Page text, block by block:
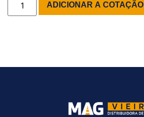
ADICIONAR A COTAÇÃO